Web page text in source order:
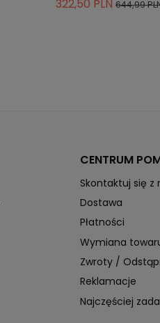
322,50 PLN 644,99
CENTRUM
Skontaktuj się z
Dostawa
Płatności
Wymiana
Zwroty /
Reklamacje
Najczęściej